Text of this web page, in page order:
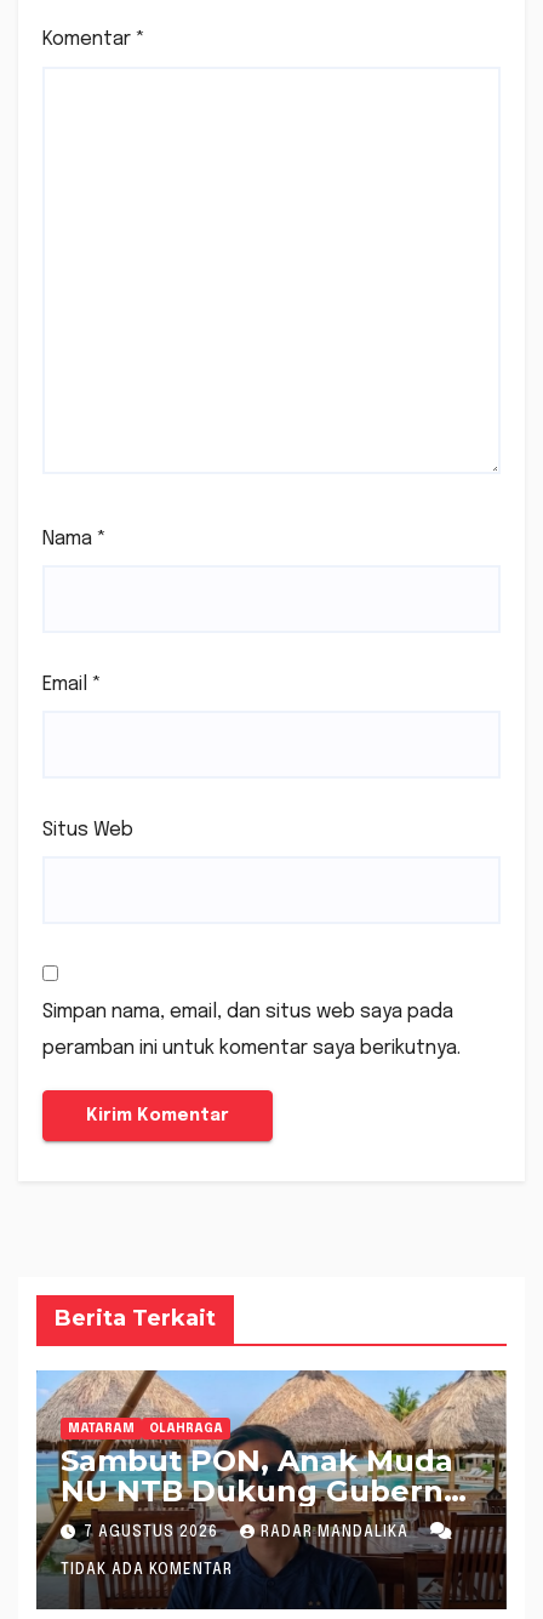
Komentar *
Nama *
Email *
Situs Web
Simpan nama, email, dan situs web saya pada
peramban ini untuk komentar saya berikutnya.
Berita Terkait
MATARAM OLAHRAGA
Sambut PON, Anak Muda
NU NTB Dukung Gubernur
Pimpin KONI NTB
7 AGUSTUS 2026 RADAR MANDALIKA
TIDAK ADA KOMENTAR